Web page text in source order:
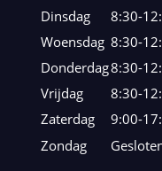
Dinsdag
8:30-
Woensdag 8:30-
Donderdag8:30-
Vrijdag
8:30-
Zaterdag
9:00-
Zondag